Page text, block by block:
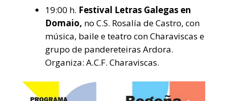
19:00 h. Festival Letras Galegas en
Domaio, no C.S. Rosalía de Castro, con
música, baile e teatro con Charaviscas e
grupo de pandereteiras Ardora.
Organiza: A.C.F. Charaviscas.